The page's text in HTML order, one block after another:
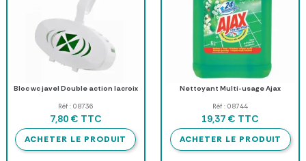
Bloc wc javel Double action lacroix
Réf : 08736
7,80 € TTC
ACHETER LE PRODUIT
Nettoyant Multi-usage Ajax
Réf : 08744
19,37 € TTC
ACHETER LE PRODUIT